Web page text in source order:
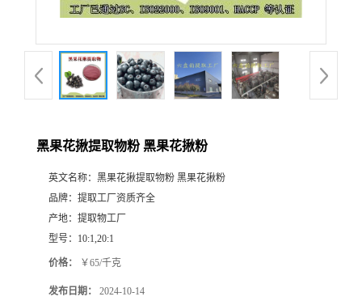
黑果花揪提取物粉 黑果花揪粉
英文名称： 黑果花揪提取物粉 黑果花揪粉
品牌： 提取工厂资质齐全
产地： 提取物工厂
型号： 10:1,20:1
价格： ￥65/千克
发布日期： 2024-10-14